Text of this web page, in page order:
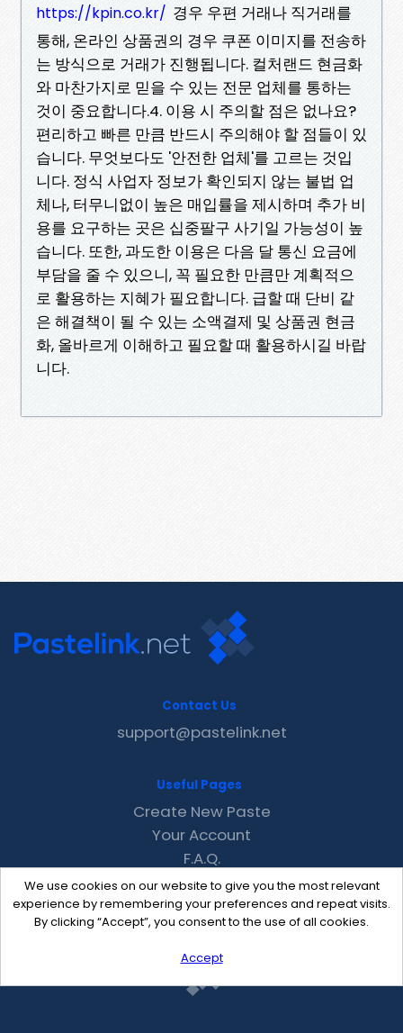
https://kpin.co.kr/ 경우 우편 거래나 직거래를
통해, 온라인 상품권의 경우 쿠폰 이미지를 전송하
는 방식으로 거래가 진행됩니다. 컬처랜드 현금화
와 마찬가지로 믿을 수 있는 전문 업체를 통하는
것이 중요합니다.4. 이용 시 주의할 점은 없나요?
편리하고 빠른 만큼 반드시 주의해야 할 점들이 있
습니다. 무엇보다도 '안전한 업체'를 고르는 것입
니다. 정식 사업자 정보가 확인되지 않는 불법 업
체나, 터무니없이 높은 매입률을 제시하며 추가 비
용를 요구하는 곳은 십중팔구 사기일 가능성이 높
습니다. 또한, 과도한 이용은 다음 달 통신 요금에
부담을 줄 수 있으니, 꼭 필요한 만큼만 계획적으
로 활용하는 지혜가 필요합니다. 급할 때 단비 같
은 해결책이 될 수 있는 소액결제 및 상품권 현금
화, 올바르게 이해하고 필요할 때 활용하시길 바랍
니다.
We use cookies on our website to give you the most relevant
experience by remembering your preferences and repeat visits.
By clicking “Accept”, you consent to the use of all cookies.
Accept
Contact Us
support@pastelink.net
Useful Pages
Create New Paste
Your Account
F.A.Q.
Recent
Contact